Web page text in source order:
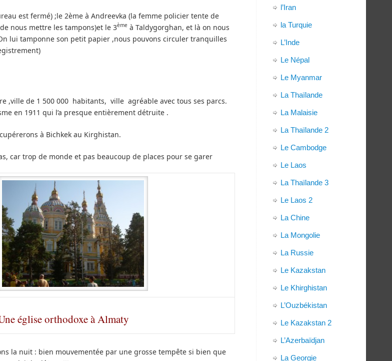
est fermé) ;le 2ème à Andreevka (la femme policier tente de
nous mettre les tampons)et le 3ème à Taldygorghan, et là on nous
lui tamponne son petit papier ,nous pouvons circuler tranquilles
,ville de 1 500 000 habitants, ville agréable avec tous ses parcs.
en 1911 qui l’a presque entièrement détruite .
à Bichkek au Kirghistan.
car trop de monde et pas beaucoup de places pour se garer
église orthodoxe à Almaty
la nuit : bien mouvementée par une grosse tempête si bien que
l’Iran
la Turquie
L’Inde
Le Népal
Le Myanmar
La Thaïlande
La Malaisie
La Thaïlande 2
Le Cambodge
Le Laos
La Thaïlande 3
Le Laos 2
La Chine
La Mongolie
La Russie
Le Kazakstan
Le Khirghistan
L’Ouzbékistan
Le Kazakstan 2
L’Azerbaïdjan
La Georgie